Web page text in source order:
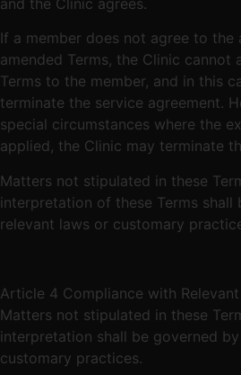
and the Clinic agrees.
If a member does not agree to
amended Terms, the Clinic cannot
Terms to the member, and in this
terminate the service agreement.
special circumstances where the
applied, the Clinic may terminate
Matters not stipulated in these
interpretation of these Terms shall
relevant laws or customary
Article 4 Compliance with
Matters not stipulated in these
interpretation shall be governed
customary practices.